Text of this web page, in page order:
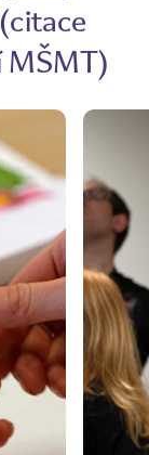
(citace
MŠMT)